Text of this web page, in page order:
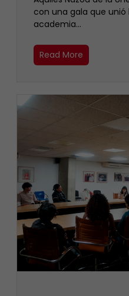
con una gala que unió
academia…
Read More